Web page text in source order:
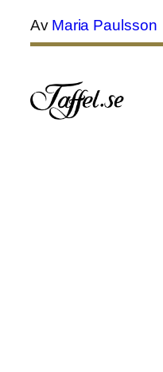
Av Maria Paulsson